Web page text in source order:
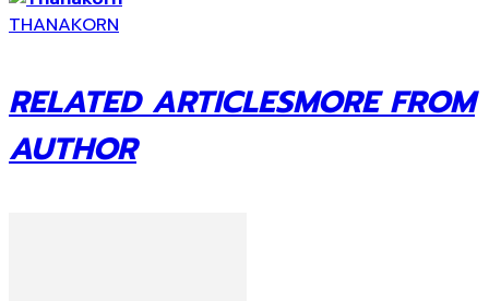
THANAKORN
RELATED ARTICLESMORE FROM
AUTHOR